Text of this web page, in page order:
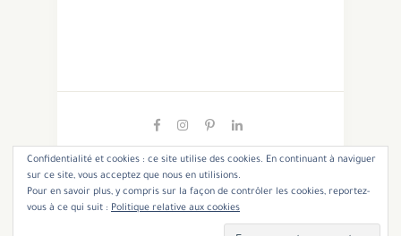
Copyright 2021 - Cannelle et Coriandre. All Rights
Confidentialité et cookies : ce site utilise des cookies. En continuant à naviguer
sur ce site, vous acceptez que nous en utilisions.
Pour en savoir plus, y compris sur la façon de contrôler les cookies, reportez-
vous à ce qui suit : Politique relative aux cookies